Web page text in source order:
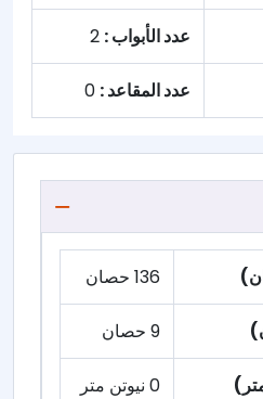
عدد الأبواب :
عدد المقاعد :
136 حصان
9 حصان
0 نيوتن متر